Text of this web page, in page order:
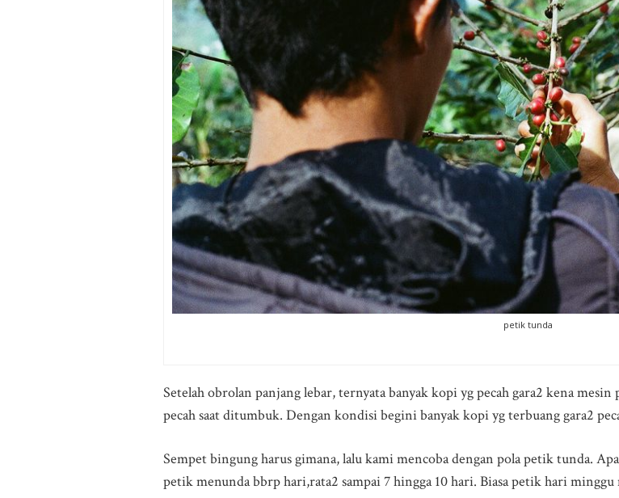
petik tunda
Setelah obrolan panjang lebar, ternyata banyak kopi yg pecah gara2 kena
pecah saat ditumbuk. Dengan kondisi begini banyak kopi yg terbuang gara2
Sempet bingung harus gimana, lalu kami mencoba dengan pola petik tunda.
petik menunda bbrp hari,rata2 sampai 7 hingga 10 hari. Biasa petik hari